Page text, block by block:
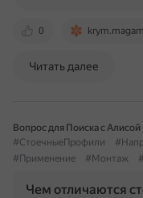
0
Читать далее
Вопрос для Поиска с Алисой
#СтоечныеПрофили
#Применение
#Монтаж
Чем отличаются